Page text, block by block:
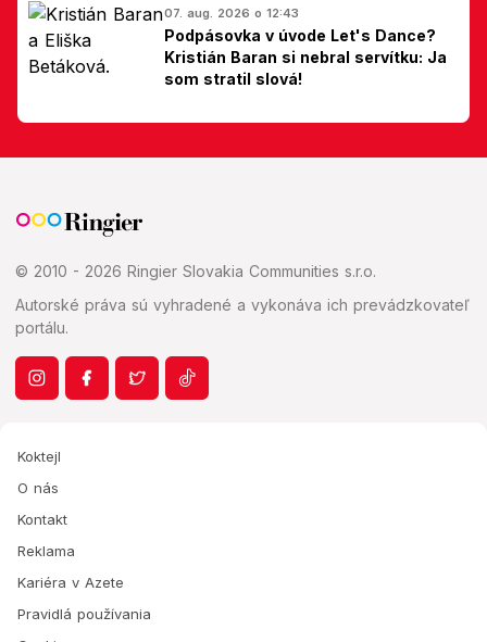
07. aug. 2026 o 12:43
Podpásovka v úvode Let's Dance?
Kristián Baran si nebral servítku: Ja
som stratil slová!
© 2010 - 2026 Ringier Slovakia Communities s.r.o.
Autorské práva sú vyhradené a vykonáva ich prevádzkovateľ
portálu.
Koktejl
O nás
Kontakt
Reklama
Kariéra v Azete
Pravidlá používania